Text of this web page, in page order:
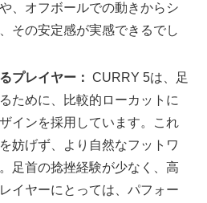
、オフボールでの動きからシ
その安定感が実感できるでし
プレイヤー： CURRY 5は、足
ために、比較的ローカットに
インを採用しています。これ
妨げず、より自然なフットワ
足首の捻挫経験が少なく、高
イヤーにとっては、パフォー